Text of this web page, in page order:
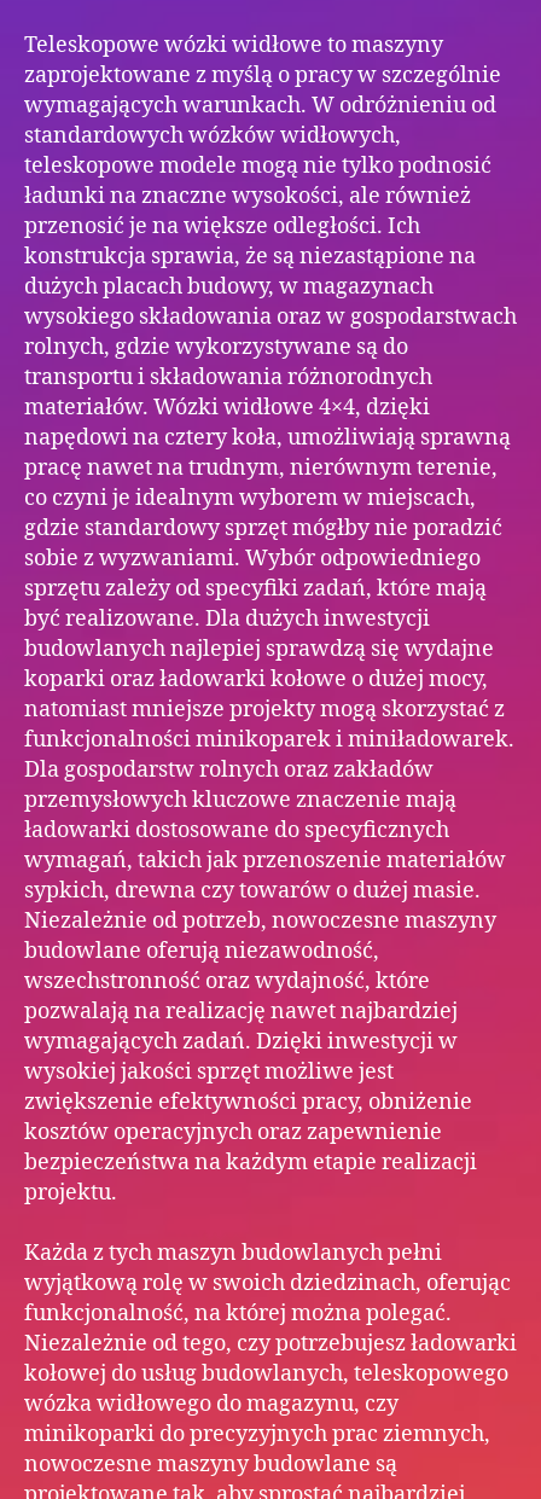
Teleskopowe wózki widłowe to maszyny
zaprojektowane z myślą o pracy w szczególnie
wymagających warunkach. W odróżnieniu od
standardowych wózków widłowych,
teleskopowe modele mogą nie tylko podnosić
ładunki na znaczne wysokości, ale również
przenosić je na większe odległości. Ich
konstrukcja sprawia, że są niezastąpione na
dużych placach budowy, w magazynach
wysokiego składowania oraz w gospodarstwach
rolnych, gdzie wykorzystywane są do
transportu i składowania różnorodnych
materiałów. Wózki widłowe 4×4, dzięki
napędowi na cztery koła, umożliwiają sprawną
pracę nawet na trudnym, nierównym terenie,
co czyni je idealnym wyborem w miejscach,
gdzie standardowy sprzęt mógłby nie poradzić
sobie z wyzwaniami. Wybór odpowiedniego
sprzętu zależy od specyfiki zadań, które mają
być realizowane. Dla dużych inwestycji
budowlanych najlepiej sprawdzą się wydajne
koparki oraz ładowarki kołowe o dużej mocy,
natomiast mniejsze projekty mogą skorzystać z
funkcjonalności minikoparek i miniładowarek.
Dla gospodarstw rolnych oraz zakładów
przemysłowych kluczowe znaczenie mają
ładowarki dostosowane do specyficznych
wymagań, takich jak przenoszenie materiałów
sypkich, drewna czy towarów o dużej masie.
Niezależnie od potrzeb, nowoczesne maszyny
budowlane oferują niezawodność,
wszechstronność oraz wydajność, które
pozwalają na realizację nawet najbardziej
wymagających zadań. Dzięki inwestycji w
wysokiej jakości sprzęt możliwe jest
zwiększenie efektywności pracy, obniżenie
kosztów operacyjnych oraz zapewnienie
bezpieczeństwa na każdym etapie realizacji
projektu.
Każda z tych maszyn budowlanych pełni
wyjątkową rolę w swoich dziedzinach, oferując
funkcjonalność, na której można polegać.
Niezależnie od tego, czy potrzebujesz ładowarki
kołowej do usług budowlanych, teleskopowego
wózka widłowego do magazynu, czy
minikoparki do precyzyjnych prac ziemnych,
nowoczesne maszyny budowlane są